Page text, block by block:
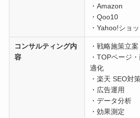
・Amazon
・Qoo10
・Yahoo!ショ
コンサルティング内
容
・戦略施策立案
・TOPページ
適化
・楽天 SEO対
・広告運用
・データ分析
・効果測定